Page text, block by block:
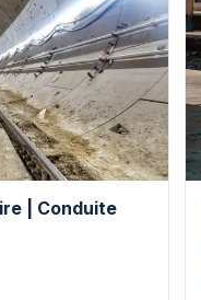
| Conduite